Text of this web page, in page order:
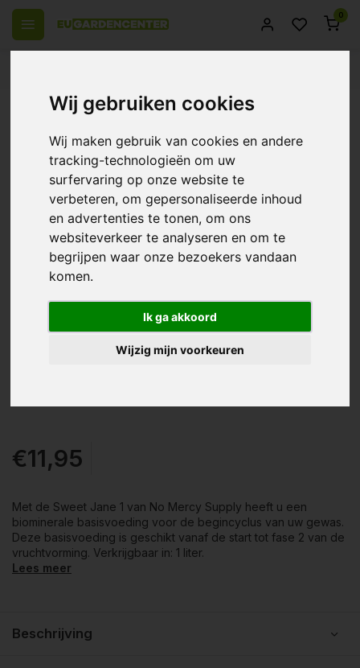
Wij gebruiken cookies
Wij maken gebruik van cookies en andere
tracking-technologieën om uw
surfervaring op onze website te
verbeteren, om gepersonaliseerde inhoud
en advertenties te tonen, om ons
websiteverkeer te analyseren en om te
begrijpen waar onze bezoekers vandaan
komen.
Ik ga akkoord
Wijzig mijn voorkeuren
0
Terug
No Mercy Supply | Sweet Jane 1 ~
Biominerale Basisvoeding
0/10 (0 Reviews) Vergelijk
€11,95
Met de Sweet Jane 1 van No Mercy Supply heeft u een
biominerale basisvoeding voor de begincyclus van uw gewas.
Deze basisvoeding is geschikt vanaf de start tot fase 2 van de
vruchtvorming. Verkrijgbaar in: 1 liter.
Lees meer
Beschrijving